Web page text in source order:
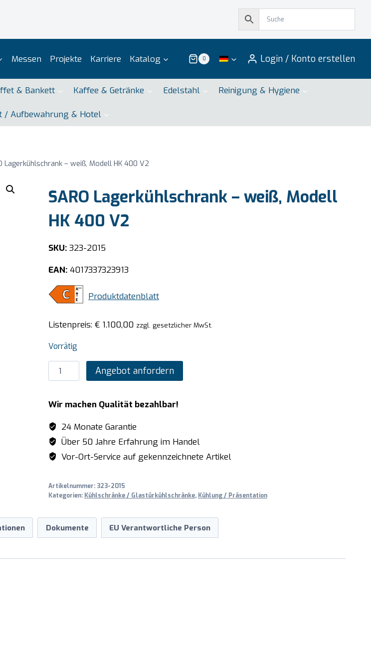
Messen Projekte Karriere Katalog 0 Login / Konto erstellen
& Bankett Kaffee & Getränke Edelstahl Reinigung & Hygiene
/ Aufbewahrung & Hotel
Lagerkühlschrank – weiß, Modell HK 400 V2
SARO Lagerkühlschrank – weiß, Modell
HK 400 V2
SKU:323-2015
EAN:4017337323913
Produktdatenblatt
Listenpreis: €1.100,00 zzgl. gesetzlicher MwSt.
Vorrätig
SARO
Lagerkühlschrank
weiß,
Modell
HK
400
V2
Angebot anfordern
Wir machen Qualität bezahlbar!
24 Monate Garantie
Über 50 Jahre Erfahrung im Handel
Vor-Ort-Service auf gekennzeichnete Artikel
Artikelnummer: 323-2015
Kategorien: Kühlschränke / Glastürkühlschränke, Kühlung / Präsentation
Dokumente EU Verantwortliche Person